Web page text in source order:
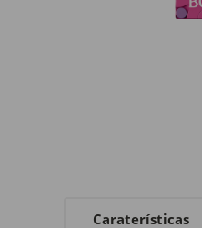
Caraterísticas